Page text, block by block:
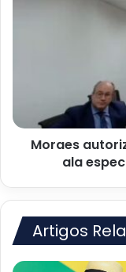
especial
Moraes
ala
Artigos